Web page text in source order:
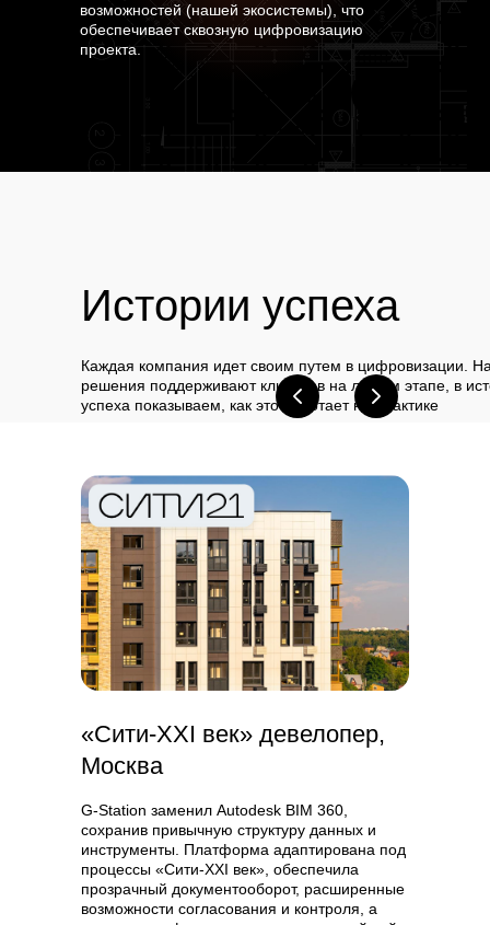
возможностей (нашей экосистемы), что
обеспечивает сквозную цифровизацию
проекта.
Истории успеха
Каждая компания идет своим путем в цифровизации.
решения поддерживают клиентов на любом этапе, в
успеха показываем, как это работает на практике
G-Station заменил Autodesk BIM 360,
сохранив привычную структуру данных и
инструменты. Платформа адаптирована под
процессы «Сити-XXI век», обеспечила
прозрачный документооборот, расширенные
возможности согласования и контроля, а
«Сити-XXI век» девелопер,
Москва